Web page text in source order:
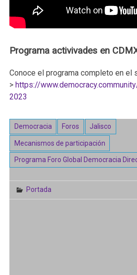
Programa activivades en
Conoce el programa completo en el
>https://
2023
Democracia Foros Jalisco
Mecanismos de participación
Programa Foro Global Democracia
Portada